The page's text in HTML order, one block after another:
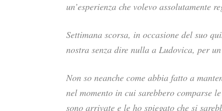
un’esperienza che volevo assolutamente
Settimana scorsa, in occasione del suo
nostra senza dire nulla a Ludovica, per
Non so neanche come abbia fatto a
nel momento in cui sarebbero comparse
sono arrivate e le ho spiegato che si